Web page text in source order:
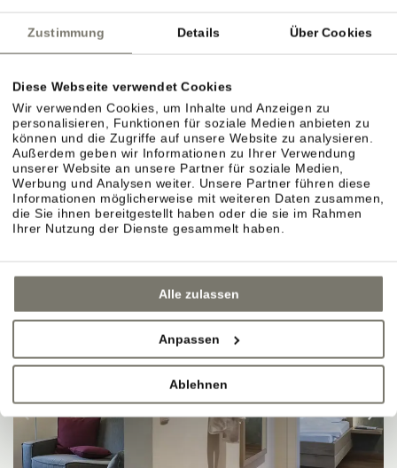
Zustimmung Details Über Cookies
Diese Webseite verwendet Cookies
Wir verwenden Cookies, um Inhalte und Anzeigen zu
personalisieren, Funktionen für soziale Medien anbieten zu
können und die Zugriffe auf unsere Website zu analysieren.
Außerdem geben wir Informationen zu Ihrer Verwendung
unserer Website an unsere Partner für soziale Medien,
Werbung und Analysen weiter. Unsere Partner führen diese
Informationen möglicherweise mit weiteren Daten zusammen,
die Sie ihnen bereitgestellt haben oder die sie im Rahmen
Ihrer Nutzung der Dienste gesammelt haben.
Alle zulassen
Anpassen
Ablehnen
ZIMMER TYP C
DETAILS